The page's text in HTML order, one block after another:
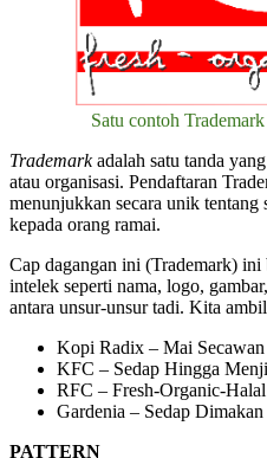
Satu contoh
Trademarkadalah satu tanda
atau organisasi. Pendaftaran
menunjukkan secara unik tentang
kepada orang ramai.
Cap dagangan ini (Trademark)
intelek seperti nama, logo,
antara unsur-unsur tadi. Kita
Kopi Radix – Mai Secawan
KFC – Sedap Hingga
RFC – Fresh-Organic-Halal
Gardenia – Sedap
PATTERN